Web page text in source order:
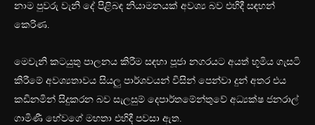
නාම පුවරු වැනි දේ පිළිබඳ නියාමනයක් අවශ්‍ය බව එහිදී සඳහන්
කෙරිණ.
මෙවැනි කටයුතු පාලනය කිරීම සඳහා‍ පූජා නගරයට අයත් භූමිය ගැසටි
කිරීමේ අවශ්‍යතාවය සියලු පාර්ශවයන් විසින් පෙන්වා දුන් අතර එය
කඩිනමින් සිදුකරන බව සැලසුම් දෙපාර්තමේන්තුවේ අධ්‍යක්ෂ ජනරාල්
ගාමිණී හේවගේ මහතා එහිදී පවසා ඇත.